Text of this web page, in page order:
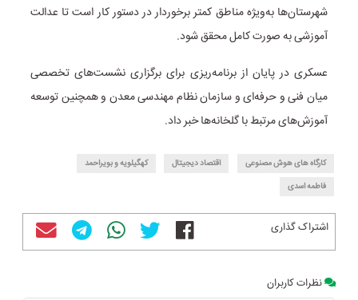
شهرستان‌ها به‌ویژه مناطق کمتر برخوردار در دستور کار است تا عدالت
آموزشی به صورت کامل محقق شود.
عسکری در پایان از برنامه‌ریزی برای برگزاری نشست‌های تخصصی
میان فنی و حرفه‌ای و سازمان نظام مهندسی معدن و همچنین توسعه
آموزش‌های مرتبط با گلخانه‌ها خبر داد.
کارگاه های هوش مصنوعی اقتصاد دیجیتال
کهگیلویه و بویراحمد
فاطمه اسدی
اشتراک گذاری
نظرات کاربران